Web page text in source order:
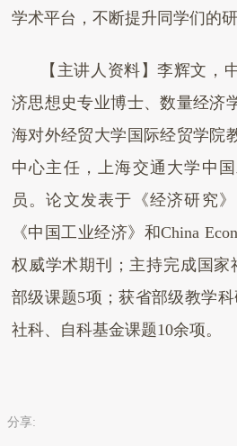
学术平台，不断提升同学们的
【主讲人资料】李辉文，
济思想史专业博士、数量经济
海对外经贸大学国际经贸学院
中心主任，上海交通大学中
员。论文发表于《经济研究
《中国工业经济》和China
权威学术期刊；主持完成国家
部级课题5项；获省部级教学
社科、自科基金课题10余项。
分享: